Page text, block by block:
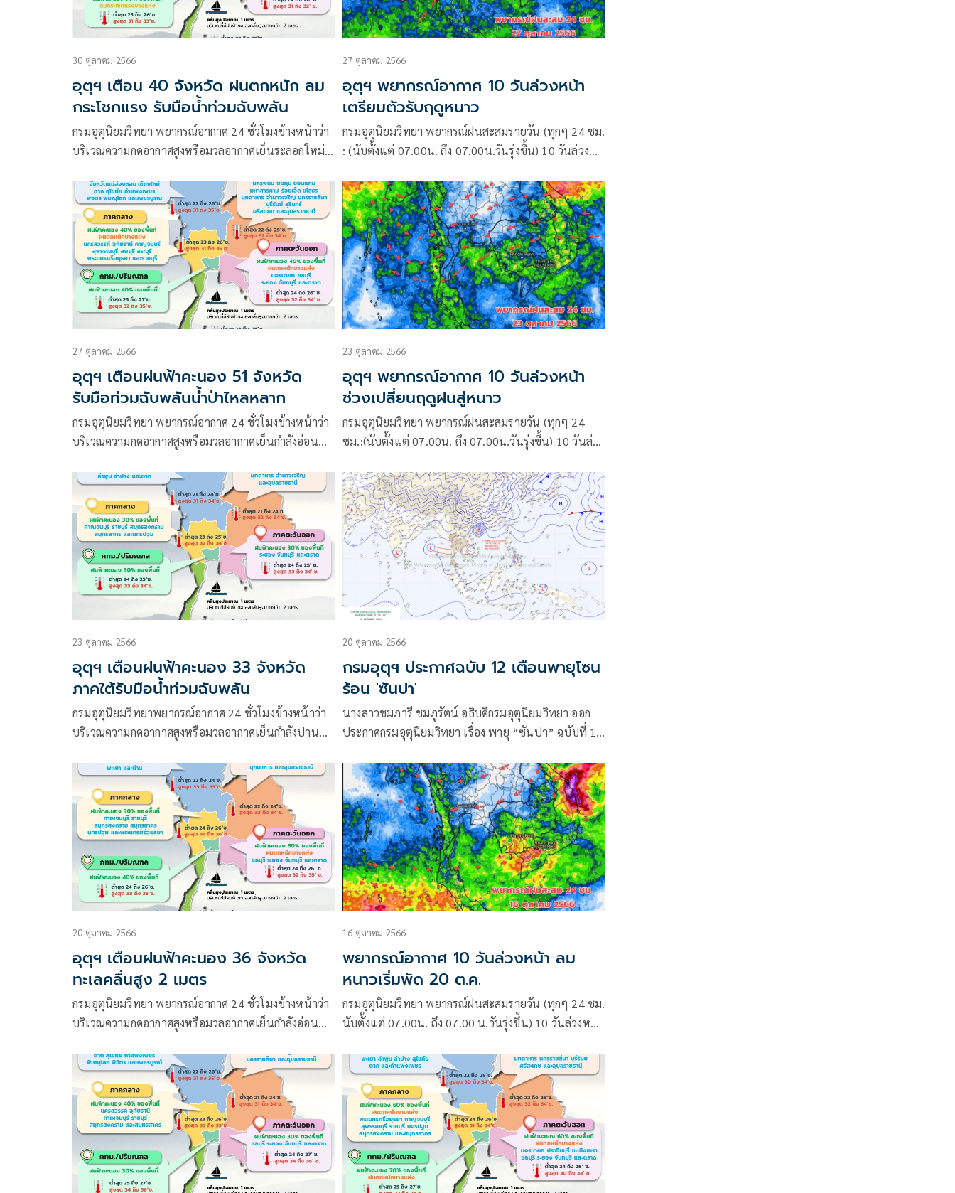
30 ตุลาคม 2566
อุตุฯ เตือน 40 จังหวัด ฝนตกหนัก ลม
กระโชกแรง รับมือน้ำท่วมฉับพลัน
กรมอุตุนิยมวิทยา พยากรณ์อากาศ 24 ชั่วโมงข้างหน้าว่า
บริเวณความกดอากาศสูงหรือมวลอากาศเย็นระลอกใหม่
แล้ว
27 ตุลาคม 2566
อุตุฯ พยากรณ์อากาศ 10 วันล่วงหน้า
เตรียมตัวรับฤดูหนาว
กรมอุตุนิยมวิทยา พยากรณ์ฝนสะสมรายวัน (ทุกๆ 24 ชม.
: (นับตั้งแต่ 07.00น. ถึง 07.00น.วันรุ่งขึ้น) 10 วันล่วง
พยากรณ์อากาศระยะกลางยุโรป
27 ตุลาคม 2566
อุตุฯ เตือนฝนฟ้าคะนอง 51 จังหวัด
รับมือท่วมฉับพลันน้ำป่าไหลหลาก
กรมอุตุนิยมวิทยา พยากรณ์อากาศ 24 ชั่วโมงข้างหน้าว่า
บริเวณความกดอากาศสูงหรือมวลอากาศเย็นกำลังอ่อน
23 ตุลาคม 2566
อุตุฯ พยากรณ์อากาศ 10 วันล่วงหน้า
ช่วงเปลี่ยนฤดูฝนสู่หนาว
กรมอุตุนิยมวิทยา พยากรณ์ฝนสะสมรายวัน (ทุกๆ 24
ชม.:(นับตั้งแต่ 07.00น. ถึง 07.00น.วันรุ่งขึ้น) 10 วันล่วง
อากาศระยะกลางยุโรป (ECMWF) :
23 ตุลาคม 2566
อุตุฯ เตือนฝนฟ้าคะนอง 33 จังหวัด
ภาคใต้รับมือน้ำท่วมฉับพลัน
กรมอุตุนิยมวิทยาพยากรณ์อากาศ 24 ชั่วโมงข้างหน้าว่า
บริเวณความกดอากาศสูงหรือมวลอากาศเย็นกำลังปาน
ทะเลจีนใต้
20 ตุลาคม 2566
กรมอุตุฯ ประกาศฉบับ 12 เตือนพายุโซน
ร้อน 'ซันปา'
นางสาวชมภารี ชมภูรัตน์ อธิบดีกรมอุตุนิยมวิทยา ออก
ประกาศกรมอุตุนิยมวิทยา เรื่อง พายุ “ซันปา” ฉบับที่ 12
20 ตุลาคม 2566
อุตุฯ เตือนฝนฟ้าคะนอง 36 จังหวัด
ทะเลคลื่นสูง 2 เมตร
กรมอุตุนิยมวิทยา พยากรณ์อากาศ 24 ชั่วโมงข้างหน้าว่า
บริเวณความกดอากาศสูงหรือมวลอากาศเย็นกำลังอ่อน
บริเวณดังกล่าวมีฝนน้อย
16 ตุลาคม 2566
พยากรณ์อากาศ 10 วันล่วงหน้า ลม
หนาวเริ่มพัด 20 ต.ค.
กรมอุตุนิยมวิทยา พยากรณ์ฝนสะสมรายวัน (ทุกๆ 24 ชม.
นับตั้งแต่ 07.00น. ถึง 07.00 น.วันรุ่งขึ้น) 10 วันล่วงหน้า
ระยะกลางยุโรป (ECMWF) :